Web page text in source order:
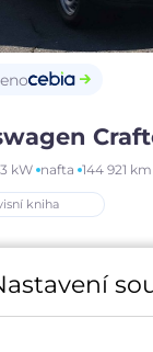
kW nafta 144 921 km
kniha
od